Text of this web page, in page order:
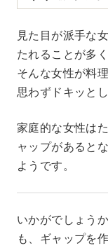
見た目が派手な
たれることが多
そんな女性が料
思わずドキッと
家庭的な女性は
ャップがあると
ようです。
いかがでしょう
も、ギャップを